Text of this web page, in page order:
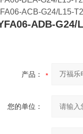
ACB-G24/L15-
ADB-G24/
产品：
您的单位：